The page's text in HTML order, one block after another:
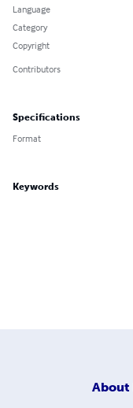
Language
Category
Copyright
Contributors
Specifications
Format
Keywords
About